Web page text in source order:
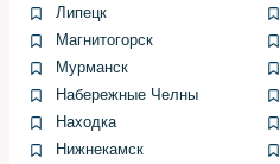
Шаг 2. Снятие
и доступ к
Открутите декоративные
Липецк
Магнитогорск
Мурманск
Набережные Челны
Находка
Нижнекамск